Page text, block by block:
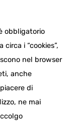
obbligatorio
i “cookies”,
nel browser
anche
di
ne mai